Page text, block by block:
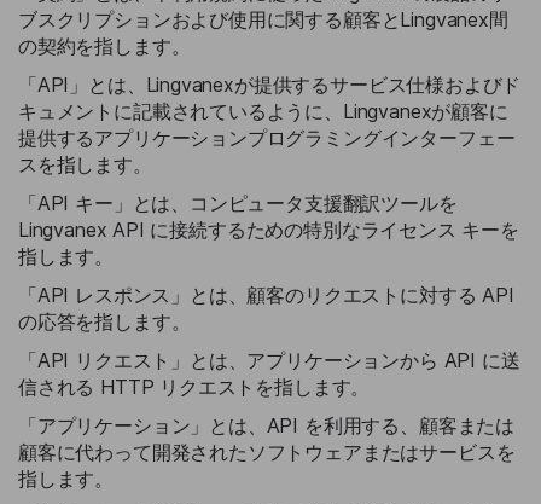
ブスクリプションおよび使用に関する顧客とLingvanex間
の契約を指します。
「API」とは、Lingvanexが提供するサービス仕様およびド
キュメントに記載されているように、Lingvanexが顧客に
提供するアプリケーションプログラミングインターフェー
スを指します。
「API キー」とは、コンピュータ支援翻訳ツールを
Lingvanex API に接続するための特別なライセンス キーを
指します。
「API レスポンス」とは、顧客のリクエストに対する API
の応答を指します。
「API リクエスト」とは、アプリケーションから API に送
信される HTTP リクエストを指します。
「アプリケーション」とは、API を利用する、顧客または
顧客に代わって開発されたソフトウェアまたはサービスを
指します。